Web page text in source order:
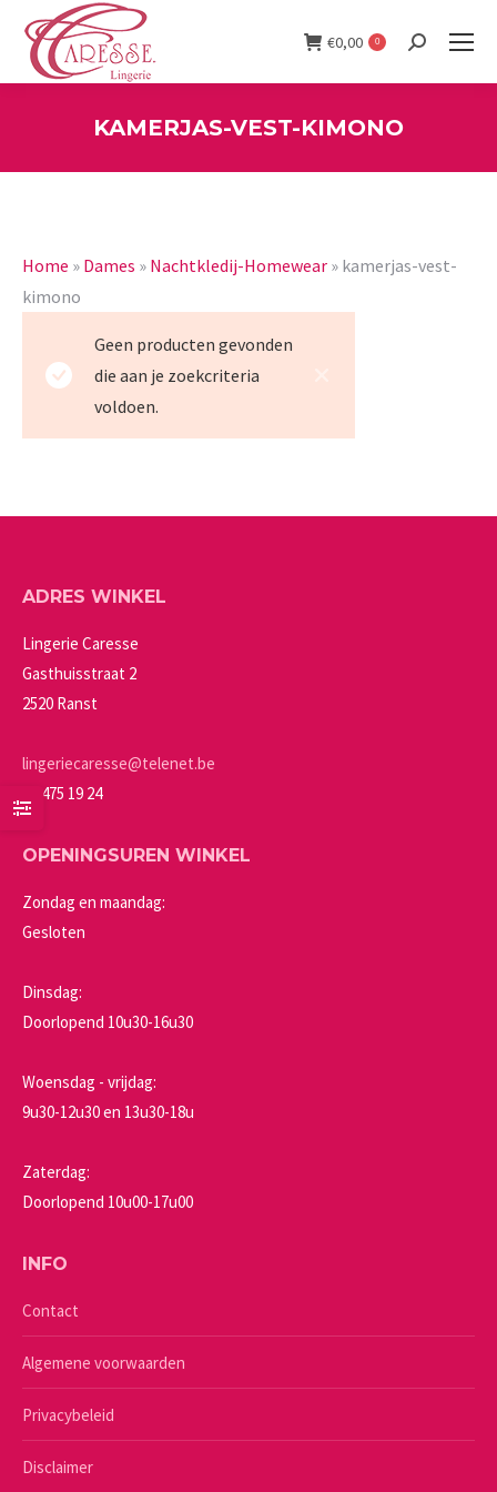
€0,00 0 Search:
KAMERJAS-VEST-KIMONO
Home » Dames » Nachtkledij-Homewear » kamerjas-vest-
kimono
Geen producten gevonden
die aan je zoekcriteria
voldoen.
ADRES WINKEL
Lingerie Caresse
Gasthuisstraat 2
2520 Ranst
lingeriecaresse@telenet.be
03 475 19 24
OPENINGSUREN WINKEL
Zondag en maandag:
Gesloten
Dinsdag:
Doorlopend 10u30-16u30
Woensdag - vrijdag:
9u30-12u30 en 13u30-18u
Zaterdag:
Doorlopend 10u00-17u00
INFO
Contact
Algemene voorwaarden
Privacybeleid
Disclaimer